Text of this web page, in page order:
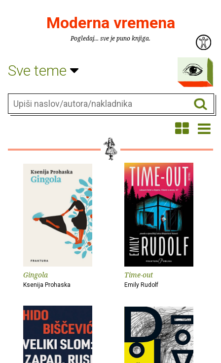
Moderna vremena
Pogledaj... sve je puno knjiga.
Sve teme
Gingola
Ksenija Prohaska
Time-out
Emily Rudolf